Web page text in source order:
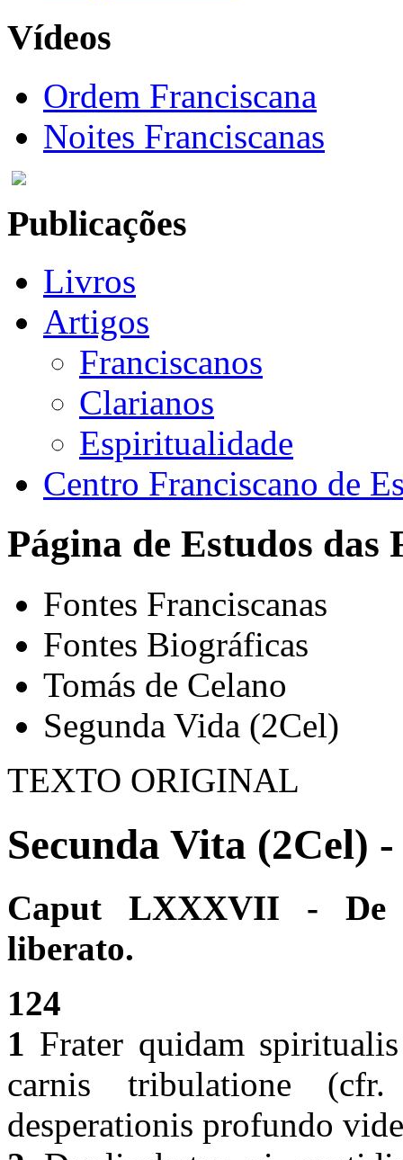
Vídeos
Ordem Franciscana
Noites Franciscanas
Publicações
Livros
Artigos
Franciscanos
Clarianos
Espiritualidade
Centro Franciscano de
Página de Estudos das
Fontes Franciscanas
Fontes Biográficas
Tomás de Celano
Segunda Vida (2Cel)
TEXTO ORIGINAL
Secunda Vita (2Cel) -
Caput LXXXVII - De
liberato.
124
1 Frater quidam
carnis tribulatione
desperationis profundo